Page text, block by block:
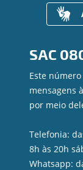
Gerenciar
Valores a
Contato
Ouvidoria
SAC
Este
mensagens
por meio
Telefonia:
8h às 20h
Whatsapp: